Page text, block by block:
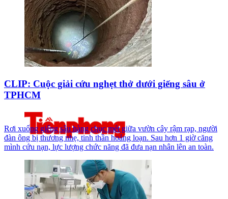
CLIP: Cuộc giải cứu nghẹt thở dưới giếng sâu ở
TPHCM
Rơi xuống giếng sâu hàng chục mét giữa vườn cây rậm rạp, người
đàn ông bị thương nhẹ, tinh thần hoảng loạn. Sau hơn 1 giờ căng
mình cứu nạn, lực lượng chức năng đã đưa nạn nhân lên an toàn.